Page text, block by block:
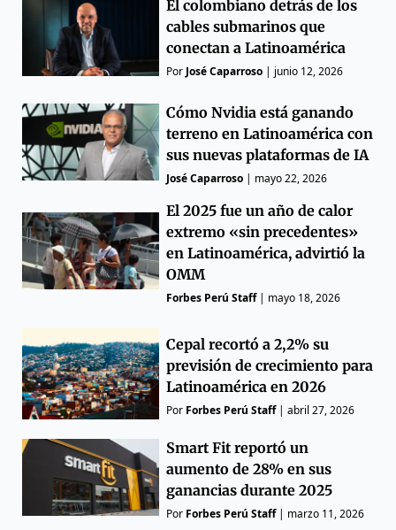
El colombiano detrás de los
cables submarinos que
conectan a Latinoamérica
Por José Caparroso | junio 12, 2026
Cómo Nvidia está ganando
terreno en Latinoamérica con
sus nuevas plataformas de IA
José Caparroso | mayo 22, 2026
El 2025 fue un año de calor
extremo «sin precedentes»
en Latinoamérica, advirtió la
OMM
Forbes Perú Staff| mayo 18, 2026
Cepal recortó a 2,2% su
previsión de crecimiento para
Latinoamérica en 2026
Por Forbes Perú Staff|abril 27, 2026
Smart Fit reportó un
aumento de 28% en sus
ganancias durante 2025
Por Forbes Perú Staff| marzo 11, 2026